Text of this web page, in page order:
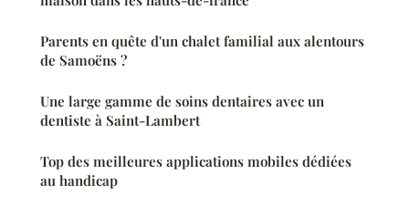
Parents en quête d'un chalet familial aux alentours
de Samoëns ?
Une large gamme de soins dentaires avec un
dentiste à Saint-Lambert
Top des meilleures applications mobiles dédiées
au handicap